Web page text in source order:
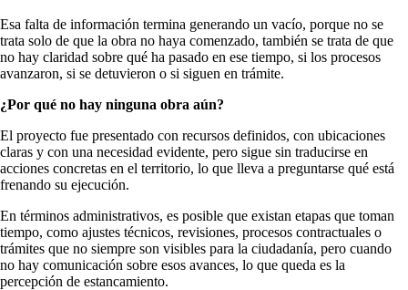
Esa falta de información termina generando un vacío, porque no se
trata solo de que la obra no haya comenzado, también se trata de que
no hay claridad sobre qué ha pasado en ese tiempo, si los procesos
avanzaron, si se detuvieron o si siguen en trámite.
¿Por qué no hay ninguna obra aún?
El proyecto fue presentado con recursos definidos, con ubicaciones
claras y con una necesidad evidente, pero sigue sin traducirse en
acciones concretas en el territorio, lo que lleva a preguntarse qué está
frenando su ejecución.
En términos administrativos, es posible que existan etapas que toman
tiempo, como ajustes técnicos, revisiones, procesos contractuales o
trámites que no siempre son visibles para la ciudadanía, pero cuando
no hay comunicación sobre esos avances, lo que queda es la
percepción de estancamiento.